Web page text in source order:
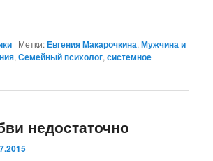
| Метки:Евгения Макарочкина,Мужчина и
,Семейный психолог,системное
недостаточно